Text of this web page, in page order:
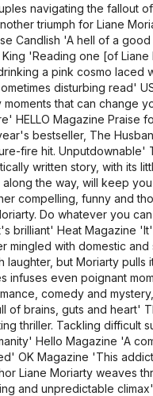
navigating the fallout
triumph for Liane
Candlish 'A hell of a
'Reading one [of Liane
a pink cosmo laced
disturbing read'
that can change
HELLO Magazine Praise
bestseller, The
fire hit. Unputdownable'
written story, with its
the way, will keep
compelling, funny and
Do whatever you
brilliant' Heat Magazine
mingled with domestic
laughter, but Moriarty pulls
infuses even poignant
comedy and
of brains, guts and heart'
thriller. Tackling difficult
Hello Magazine 'A
OK Magazine 'This
Liane Moriarty weaves
and unpredictable